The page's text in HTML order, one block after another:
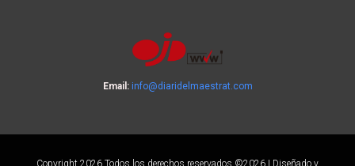
Email: info@diaridelmaestrat.com
Copyright 2026 Todos los derechos reservados ©2026 | Diseñado y